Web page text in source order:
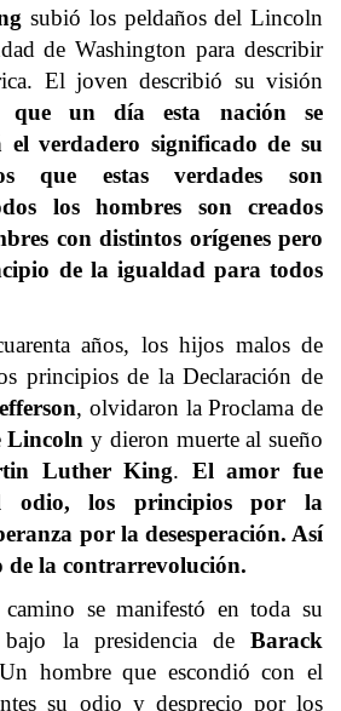
subió los peldaños del Lincoln
de Washington para describir
El joven describió su visión
que un día esta nación se
verdadero significado de su
que estas verdades son
los hombres son creados
con distintos orígenes pero
de la igualdad para todos
años, los hijos malos de
principios de la Declaración de
, olvidaron la Proclama de
Lincoln y dieron muerte al sueño
Luther King. El amor fue
odio, los principios por la
por la desesperación. Así
de la contrarrevolución.
se manifestó en toda su
bajo la presidencia de Barack
hombre que escondió con el
su odio y desprecio por los